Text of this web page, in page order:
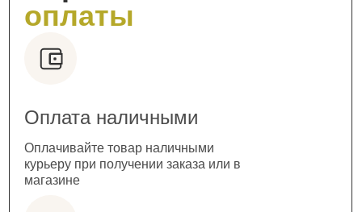
оплаты
Оплата наличными
Оплачивайте товар наличными
курьеру при получении заказа или в
магазине